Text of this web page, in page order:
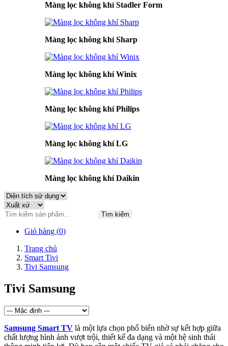
Màng lọc không khí Stadler Form
Màng lọc không khí Sharp
Màng lọc không khí Winix
Màng lọc không khí Philips
Màng lọc không khí LG
Màng lọc không khí Daikin
Tìm kiếm
Giỏ hàng (0)
Trang chủ
Smart Tivi
Tivi Samsung
Tivi Samsung
Samsung Smart TV là một lựa chọn phổ biến nhờ sự kết hợp giữa
chất lượng hình ảnh vượt trội, thiết kế đa dạng và một hệ sinh thái